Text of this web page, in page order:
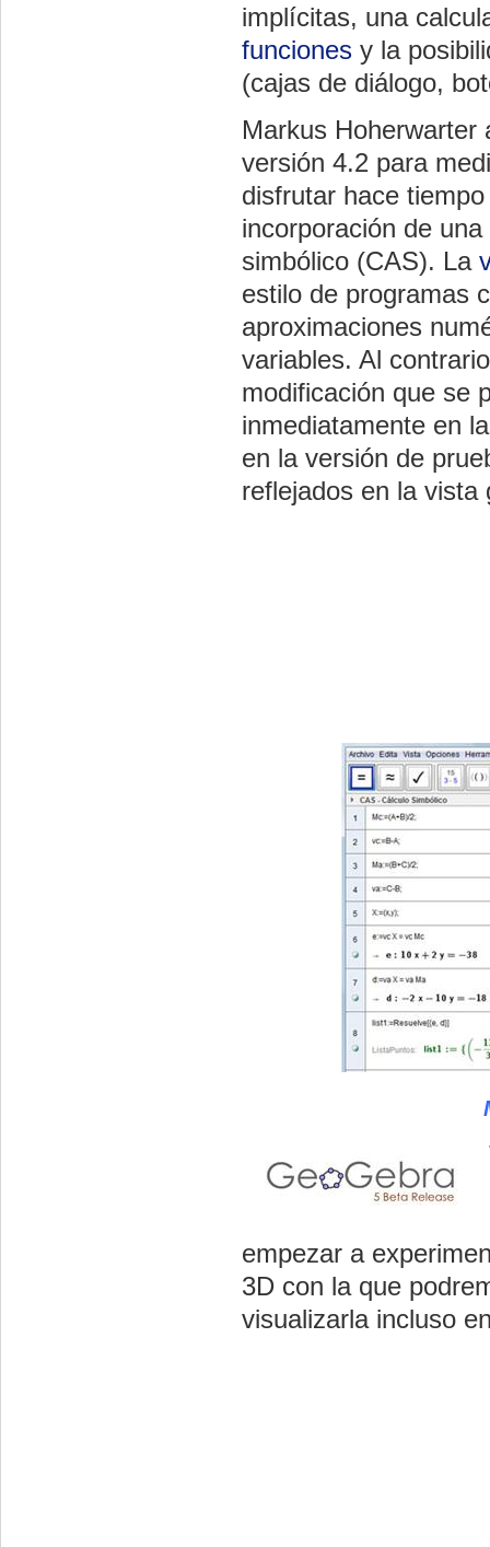
implícitas, una
funciones y la
(cajas de diálogo,
Markus Hoherwarter
versión 4.2 para
disfrutar hace
incorporación de
simbólico (CAS). La
estilo de programas
aproximaciones
variables. Al
modificación que se
inmediatamente en
en la versión de
reflejados en la vista
empezar a
3D con la que
visualizarla incluso